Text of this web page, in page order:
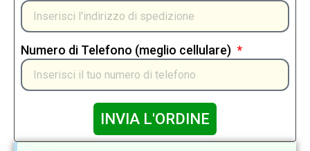
Numero di Telefono (meglio cellulare)
INVIA L'ORDINE